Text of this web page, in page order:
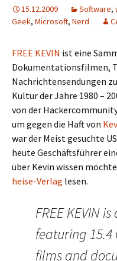
15.12.2009 Software,
Geek, Microsoft, Nerd
FREE KEVIN ist eine
Dokumentationsfilmen,
Nachrichtensendungen
Kultur der Jahre 1980 –
von der
um gegen die Haft von
war der Meist gesuchte
heute Geschäftsführer
über Kevin wissen
heise-Verlag lesen.
FREE KEVIN
featuring
films and